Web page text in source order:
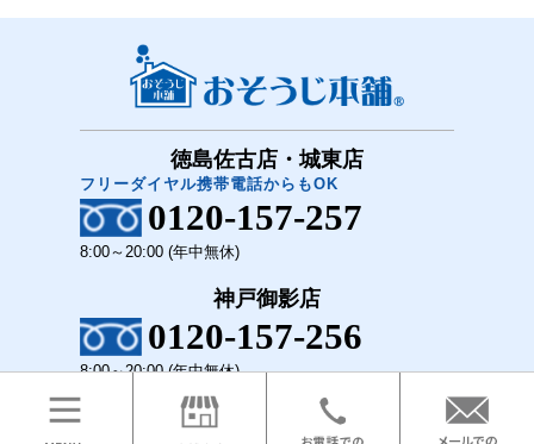
徳島佐古店・城東店
フリーダイヤル携帯電話からもOK
0120-157-257
8:00～20:00 (年中無休)
神戸御影店
0120-157-256
8:00～20:00 (年中無休)
COPYRIGHT(C)2018 おそうじ本舗 徳島佐古店・城東店 神戸御影店 All Rights Reserved.